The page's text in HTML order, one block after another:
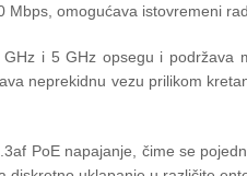
omogućava istovremeni
i 5 GHz opsegu i podržava
neprekidnu vezu prilikom
PoE napajanje, čime se